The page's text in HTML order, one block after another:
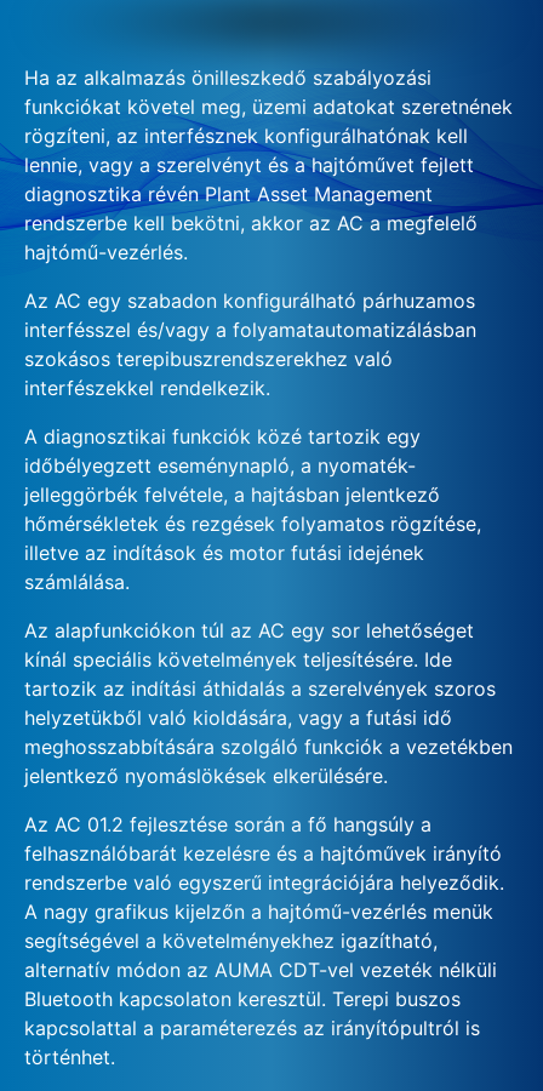
Ha az alkalmazás önilleszkedő szabályozási
funkciókat követel meg, üzemi adatokat szeretnének
rögzíteni, az interfésznek konfigurálhatónak kell
lennie, vagy a szerelvényt és a hajtóművet fejlett
diagnosztika révén Plant Asset Management
rendszerbe kell bekötni, akkor az AC a megfelelő
hajtómű-vezérlés.
Az AC egy szabadon konfigurálható párhuzamos
interfésszel és/vagy a folyamatautomatizálásban
szokásos terepibuszrendszerekhez való
interfészekkel rendelkezik.
A diagnosztikai funkciók közé tartozik egy
időbélyegzett eseménynapló, a nyomaték-
jelleggörbék felvétele, a hajtásban jelentkező
hőmérsékletek és rezgések folyamatos rögzítése,
illetve az indítások és motor futási idejének
számlálása.
Az alapfunkciókon túl az AC egy sor lehetőséget
kínál speciális követelmények teljesítésére. Ide
tartozik az indítási áthidalás a szerelvények szoros
helyzetükből való kioldására, vagy a futási idő
meghosszabbítására szolgáló funkciók a vezetékben
jelentkező nyomáslökések elkerülésére.
Az AC 01.2 fejlesztése során a fő hangsúly a
felhasználóbarát kezelésre és a hajtóművek irányító
rendszerbe való egyszerű integrációjára helyeződik.
A nagy grafikus kijelzőn a hajtómű-vezérlés menük
segítségével a követelményekhez igazítható,
alternatív módon az AUMA CDT-vel vezeték nélküli
Bluetooth kapcsolaton keresztül. Terepi buszos
kapcsolattal a paraméterezés az irányítópultról is
történhet.